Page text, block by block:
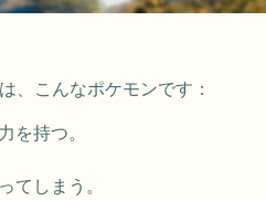
、こんなポケモンです：
を持つ。
てしまう。